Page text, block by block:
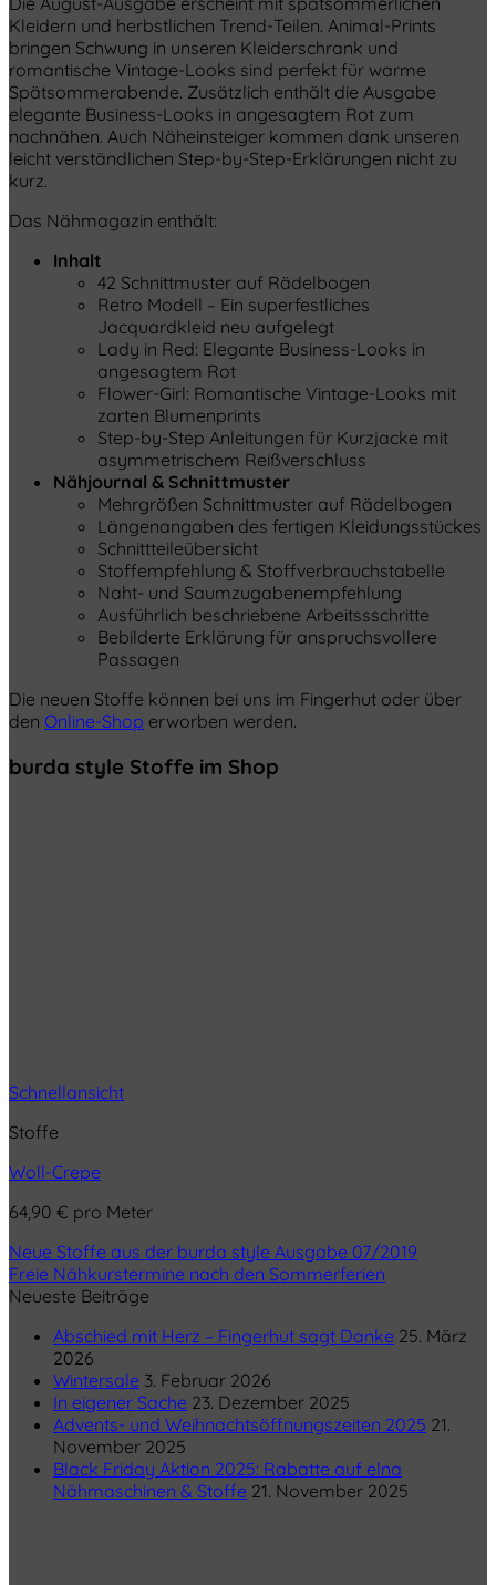
Kleidern und herbstlichen Trend-Teilen. Animal-Prints
bringen Schwung in unseren Kleiderschrank und
romantische Vintage-Looks sind perfekt für warme
Spätsommerabende. Zusätzlich enthält die Ausgabe
elegante Business-Looks in angesagtem Rot zum
nachnähen. Auch Näheinsteiger kommen dank unseren
leicht verständlichen Step-by-Step-Erklärungen nicht zu
kurz.
Das Nähmagazin enthält:
Inhalt
42 Schnittmuster auf Rädelbogen
Retro Modell – Ein superfestliches
Jacquardkleid neu aufgelegt
Lady in Red: Elegante Business-Looks in
angesagtem Rot
Flower-Girl: Romantische Vintage-Looks mit
zarten Blumenprints
Step-by-Step Anleitungen für Kurzjacke mit
asymmetrischem Reißverschluss
Nähjournal & Schnittmuster
Mehrgrößen Schnittmuster auf Rädelbogen
Längenangaben des fertigen Kleidungsstückes
Schnittteileübersicht
Stoffempfehlung & Stoffverbrauchstabelle
Naht- und Saumzugabenempfehlung
Ausführlich beschriebene Arbeitssschritte
Bebilderte Erklärung für anspruchsvollere
Passagen
Die neuen Stoffe können bei uns im Fingerhut oder über
den Online-Shop erworben werden.
burda style Stoffe im Shop
Schnellansicht
Stoffe
Woll-Crepe
64,90 € pro Meter
Neue Stoffe aus der burda style Ausgabe 07/2019
Freie Nähkurstermine nach den Sommerferien
Neueste Beiträge
Abschied mit Herz – Fingerhut sagt Danke 25. März
2026
Wintersale 3. Februar 2026
In eigener Sache 23. Dezember 2025
Advents- und Weihnachtsöffnungszeiten 2025 21.
November 2025
Black Friday Aktion 2025: Rabatte auf elna
Nähmaschinen & Stoffe 21. November 2025